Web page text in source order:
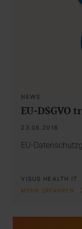
NEWS
EU-DSGVO
23.05.2018
EU-
VISUS HEALTH IT
MEHR ERFAHREN